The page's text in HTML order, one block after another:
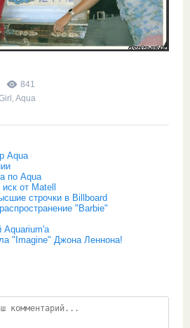
841
Aqua
Aqua
по Aqua
от Matell
строчки в Billboard
"Barbie"
Aquarium'а
"Imagine" Джона Леннона!